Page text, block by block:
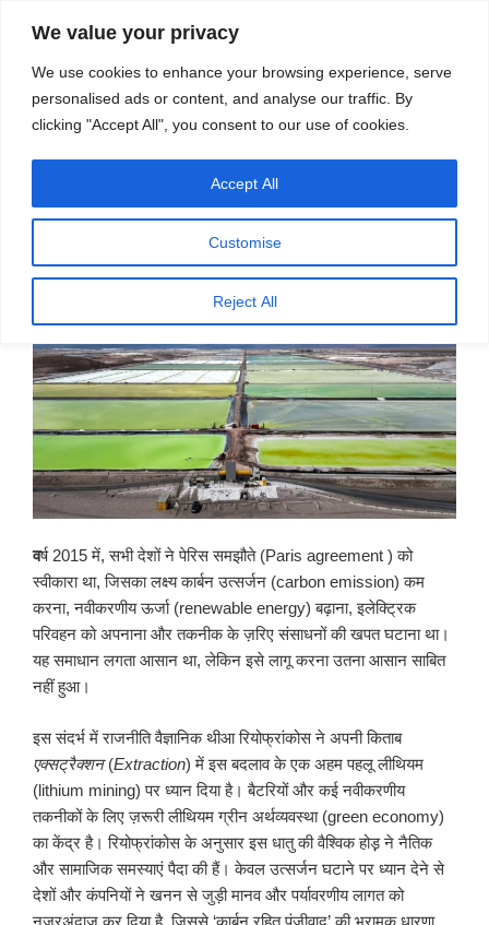
We value your privacy
We use cookies to enhance your browsing experience, serve
personalised ads or content, and analyse our traffic. By
clicking "Accept All", you consent to our use of cookies.
Customise
Reject All
Accept All
स्रोत
मेनू
प्रकाशित
लीथियम, पर्यावरणऔर राष्ट्रों के बीच संघर्ष
वर्ष 2015 में, सभी देशों ने पेरिस समझौते (Paris agreement ) को
स्वीकारा था, जिसका लक्ष्य कार्बन उत्सर्जन (carbon emission) कम
करना, नवीकरणीय ऊर्जा (renewable energy) बढ़ाना, इलेक्ट्रिक
परिवहन को अपनाना और तकनीक के ज़रिए संसाधनों की खपत घटाना था।
यह समाधान लगता आसान था, लेकिन इसे लागू करना उतना आसान साबित
नहीं हुआ।
इस संदर्भ में राजनीति वैज्ञानिक थीआ रियोफ्रांकोस ने अपनी किताब
एक्सट्रैक्शन (Extraction) में इस बदलाव के एक अहम पहलू लीथियम
(lithium mining) पर ध्यान दिया है। बैटरियों और कई नवीकरणीय
तकनीकों के लिए ज़रूरी लीथियम ग्रीन अर्थव्यवस्था (green economy)
का केंद्र है। रियोफ्रांकोस के अनुसार इस धातु की वैश्विक होड़़ ने नैतिक
और सामाजिक समस्याएं पैदा की हैं। केवल उत्सर्जन घटाने पर ध्यान देने से
देशों और कंपनियों ने खनन से जुड़ी मानव और पर्यावरणीय लागत को
नज़रअंदाज़ कर दिया है, जिससे ‘कार्बन रहित पूंजीवाद’ की भ्रामक धारणा